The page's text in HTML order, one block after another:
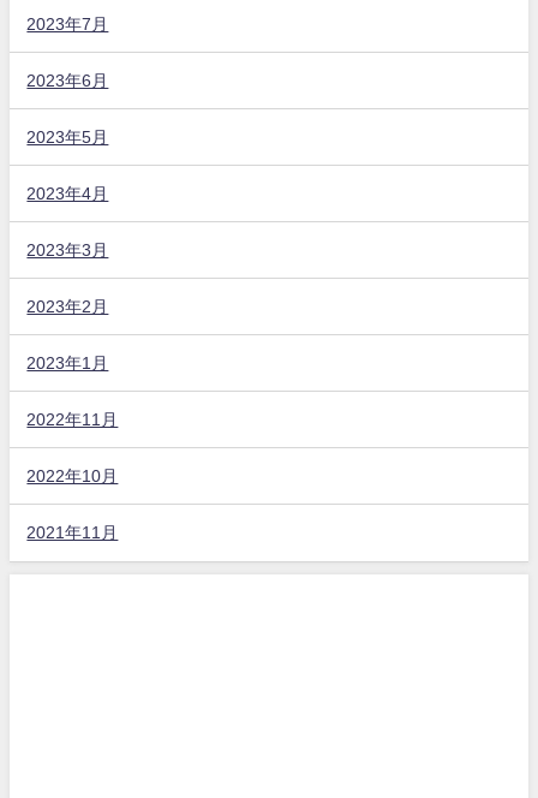
2023年7月
2023年6月
2023年5月
2023年4月
2023年3月
2023年2月
2023年1月
2022年11月
2022年10月
2021年11月